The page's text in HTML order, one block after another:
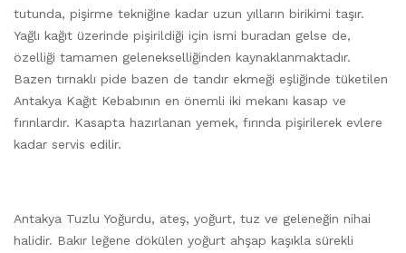
tutunda, pişirme tekniğine kadar uzun yılların birikimi taşır.
Yağlı kağıt üzerinde pişirildiği için ismi buradan gelse de,
özelliği tamamen gelenekselliğinden kaynaklanmaktadır.
Bazen tırnaklı pide bazen de tandır ekmeği eşliğinde tüketilen
Antakya Kağıt Kebabının en önemli iki mekanı kasap ve
fırınlardır. Kasapta hazırlanan yemek, fırında pişirilerek evlere
kadar servis edilir.
Antakya Tuzlu Yoğurdu, ateş, yoğurt, tuz ve geleneğin nihai
halidir. Bakır leğene dökülen yoğurt ahşap kaşıkla sürekli